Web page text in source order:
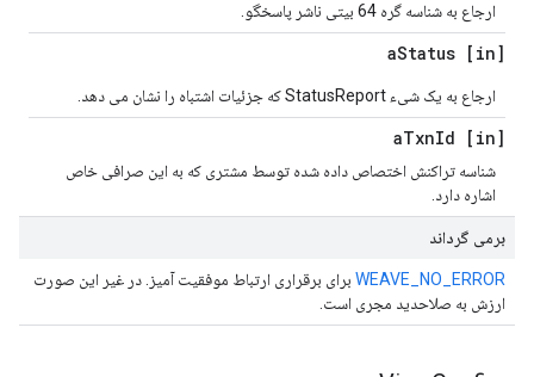
ارجاع به شناسه گره 64 بیتی ناشر پاسخگو.
[in] a
Status
ارجاع به یک شیء StatusReport که جزئیات اشتباه را نشان می دهد.
[in] a
TxnId
شناسه تراکنش اختصاص داده شده توسط مشتری که به این صرافی خاص
اشاره دارد.
برمی گرداند
WEAVE_NO_ERROR برای برقراری ارتباط موفقیت آمیز. در غیر این صورت
ارزش به صلاحدید مجری است.